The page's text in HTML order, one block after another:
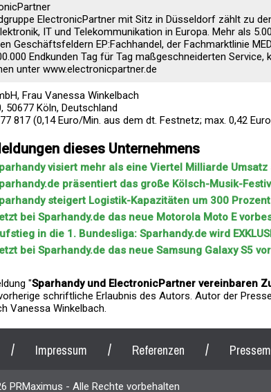
ElectronicPartner mit Sitz in Düsseldorf zählt zu
IT und Telekommunikation in Europa. Mehr als
Geschäftsfeldern EP:Fachhandel, der Fachmarktlinie
Endkunden Tag für Tag maßgeschneiderten
unter www.electronicpartner.de
Frau Vanessa Winkelbach
50677 Köln, Deutschland
817 (0,14 Euro/Min. aus dem dt. Festnetz; max. 0,42
dieses Unternehmens
visiert mehr als eine Viertel Milliarde Umsatz
präsentiert das große Kölsch-Musik-
steigert Logistik-Kapazitäten um 300
bei Sparhandy.de das neue Motorola Moto E
in die 1. Bundesliga: Sparhandy.de wird
bei Sparhandy.de das neue Samsung Galaxy S5
"Sparhandy und ElectronicPartner vereinbaren
schriftliche Erlaubnis des Autors. Autor der
Vanessa Winkelbach.
/ Impressum / Referenzen /
PRMaximus - Alle Rechte vorbehalten